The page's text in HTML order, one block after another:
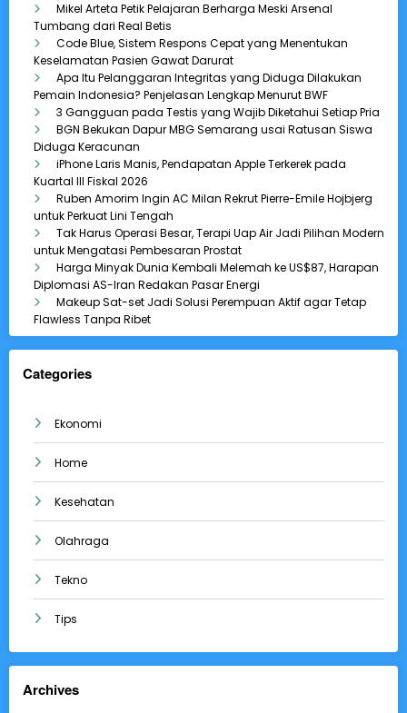
Mikel Arteta Petik Pelajaran Berharga Meski Arsenal
Tumbang dari Real Betis
Code Blue, Sistem Respons Cepat yang Menentukan
Keselamatan Pasien Gawat Darurat
Apa Itu Pelanggaran Integritas yang Diduga Dilakukan
Pemain Indonesia? Penjelasan Lengkap Menurut BWF
3 Gangguan pada Testis yang Wajib Diketahui Setiap Pria
BGN Bekukan Dapur MBG Semarang usai Ratusan Siswa
Diduga Keracunan
iPhone Laris Manis, Pendapatan Apple Terkerek pada
Kuartal III Fiskal 2026
Ruben Amorim Ingin AC Milan Rekrut Pierre-Emile Hojbjerg
untuk Perkuat Lini Tengah
Tak Harus Operasi Besar, Terapi Uap Air Jadi Pilihan Modern
untuk Mengatasi Pembesaran Prostat
Harga Minyak Dunia Kembali Melemah ke US$87, Harapan
Diplomasi AS-Iran Redakan Pasar Energi
Makeup Sat-set Jadi Solusi Perempuan Aktif agar Tetap
Flawless Tanpa Ribet
Categories
Ekonomi
Home
Kesehatan
Olahraga
Tekno
Tips
Archives